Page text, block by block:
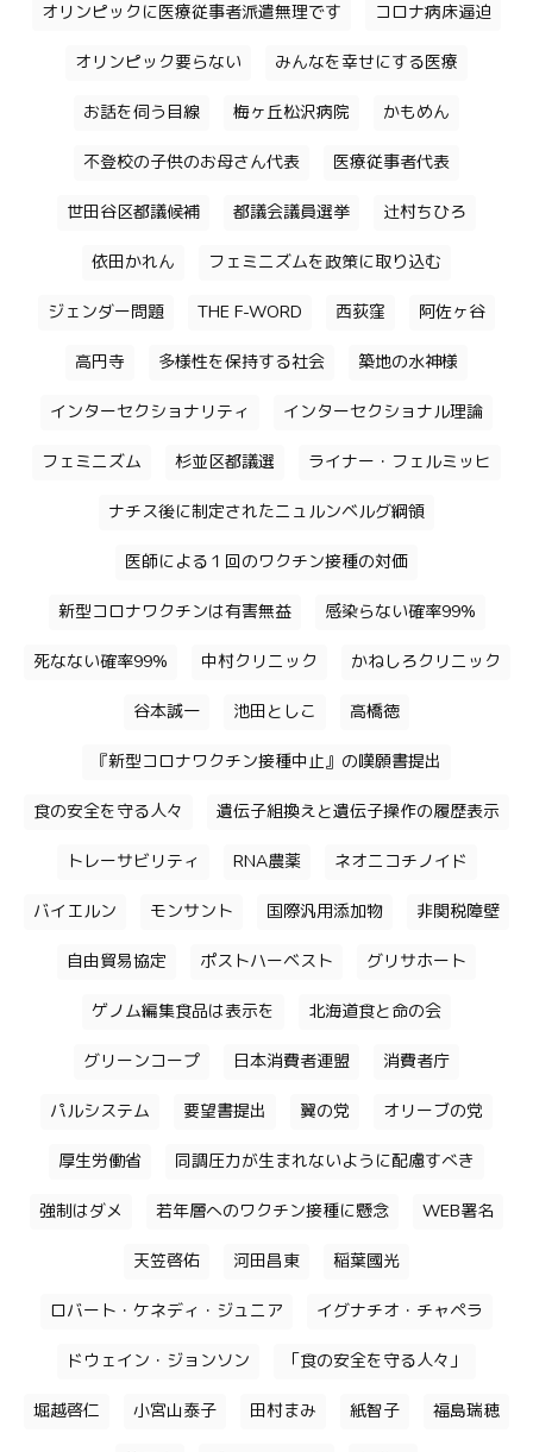
オリンピックに医療従事者派遣無理です コロナ病床逼迫
オリンピック要らない みんなを幸せにする医療
お話を伺う目線 梅ヶ丘松沢病院 かもめん
不登校の子供のお母さん代表 医療従事者代表
世田谷区都議候補 都議会議員選挙 辻村ちひろ
依田かれん フェミニズムを政策に取り込む
ジェンダー問題 THE F-WORD 西荻窪 阿佐ヶ谷
高円寺 多様性を保持する社会 築地の水神様
インターセクショナリティ インターセクショナル理論
フェミニズム 杉並区都議選 ライナー・フェルミッヒ
ナチス後に制定されたニュルンベルグ綱領
医師による１回のワクチン接種の対価
新型コロナワクチンは有害無益 感染らない確率99%
死なない確率99% 中村クリニック かねしろクリニック
谷本誠一 池田としこ 高橋徳
『新型コロナワクチン接種中止』の嘆願書提出
食の安全を守る人々 遺伝子組換えと遺伝子操作の履歴表示
トレーサビリティ RNA農薬 ネオニコチノイド
バイエルン モンサント 国際汎用添加物 非関税障壁
自由貿易協定 ポストハーベスト グリサホート
ゲノム編集食品は表示を 北海道食と命の会
グリーンコープ 日本消費者連盟 消費者庁
パルシステム 要望書提出 翼の党 オリーブの党
厚生労働省 同調圧力が生まれないように配慮すべき
強制はダメ 若年層へのワクチン接種に懸念 WEB署名
天笠啓佑 河田昌東 稲葉國光
ロバート・ケネディ・ジュニア イグナチオ・チャペラ
ドウェイン・ジョンソン 「食の安全を守る人々」
堀越啓仁 小宮山泰子 田村まみ 紙智子 福島瑞穂